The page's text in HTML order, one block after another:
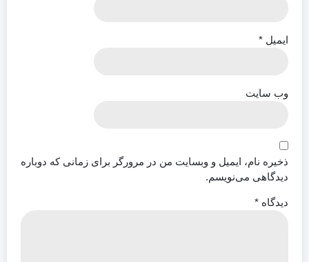
ایمیل *
وب‌ سایت
ذخیره نام، ایمیل و وبسایت من در مرورگر برای زمانی که دوباره
دیدگاهی می‌نویسم.
دیدگاه *